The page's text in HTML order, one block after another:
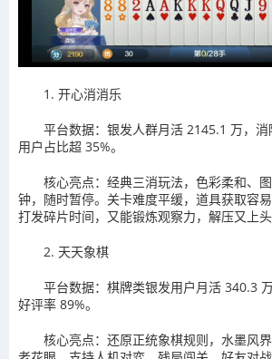
1. 开心消消乐
平台数据：银发人群月活 2145.1 万，
用户占比超 35%。
核心亮点：经典三消玩法，色彩柔和、
钟，随时暂停。关卡难度平缓，道具获取容
打发碎片时间，又能锻炼观察力，解压又上头
2. 天天象棋
平台数据：棋牌类银发用户月活 340.3
好评率 89%。
核心亮点：还原正统象棋规则，水墨风